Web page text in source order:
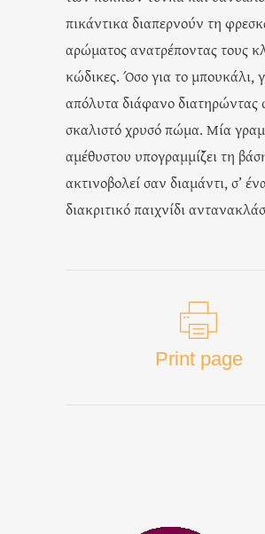
πικάντικα διαπερνούν τη
αρώματος ανατρέποντας τους
κώδικες. Όσο για το μπουκάλι,
απόλυτα διάφανο διατηρώντας
σκαλιστό χρυσό πώμα. Μία
αμέθυστου υπογραμμίζει τη
ακτινοβολεί σαν διαμάντι, σ’
διακριτικό παιχνίδι
Print page